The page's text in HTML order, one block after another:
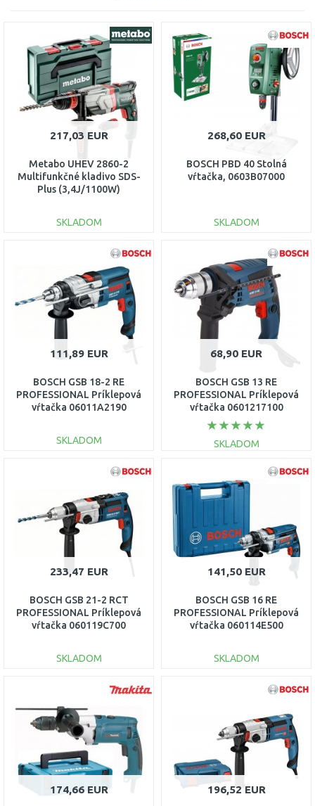
217,03 EUR
Metabo UHEV 2860-2
Multifunkčné kladivo SDS-
Plus (3,4J/1100W)
SKLADOM
DO KOŠÍKA
Porovnať
268,60 EUR
BOSCH PBD 40 Stolná
vŕtačka, 0603B07000
SKLADOM
DO KOŠÍKA
Porovnať
111,89 EUR
BOSCH GSB 18-2 RE
PROFESSIONAL Príklepová
vŕtačka 06011A2190
SKLADOM
DO KOŠÍKA
Porovnať
68,90 EUR
BOSCH GSB 13 RE
PROFESSIONAL Príklepová
vŕtačka 0601217100
SKLADOM
DO KOŠÍKA
Porovnať
233,47 EUR
BOSCH GSB 21-2 RCT
PROFESSIONAL Príklepová
vŕtačka 060119C700
SKLADOM
DO KOŠÍKA
Porovnať
141,50 EUR
BOSCH GSB 16 RE
PROFESSIONAL Príklepová
vŕtačka 060114E500
SKLADOM
DO KOŠÍKA
174,66 EUR 196,52 EUR